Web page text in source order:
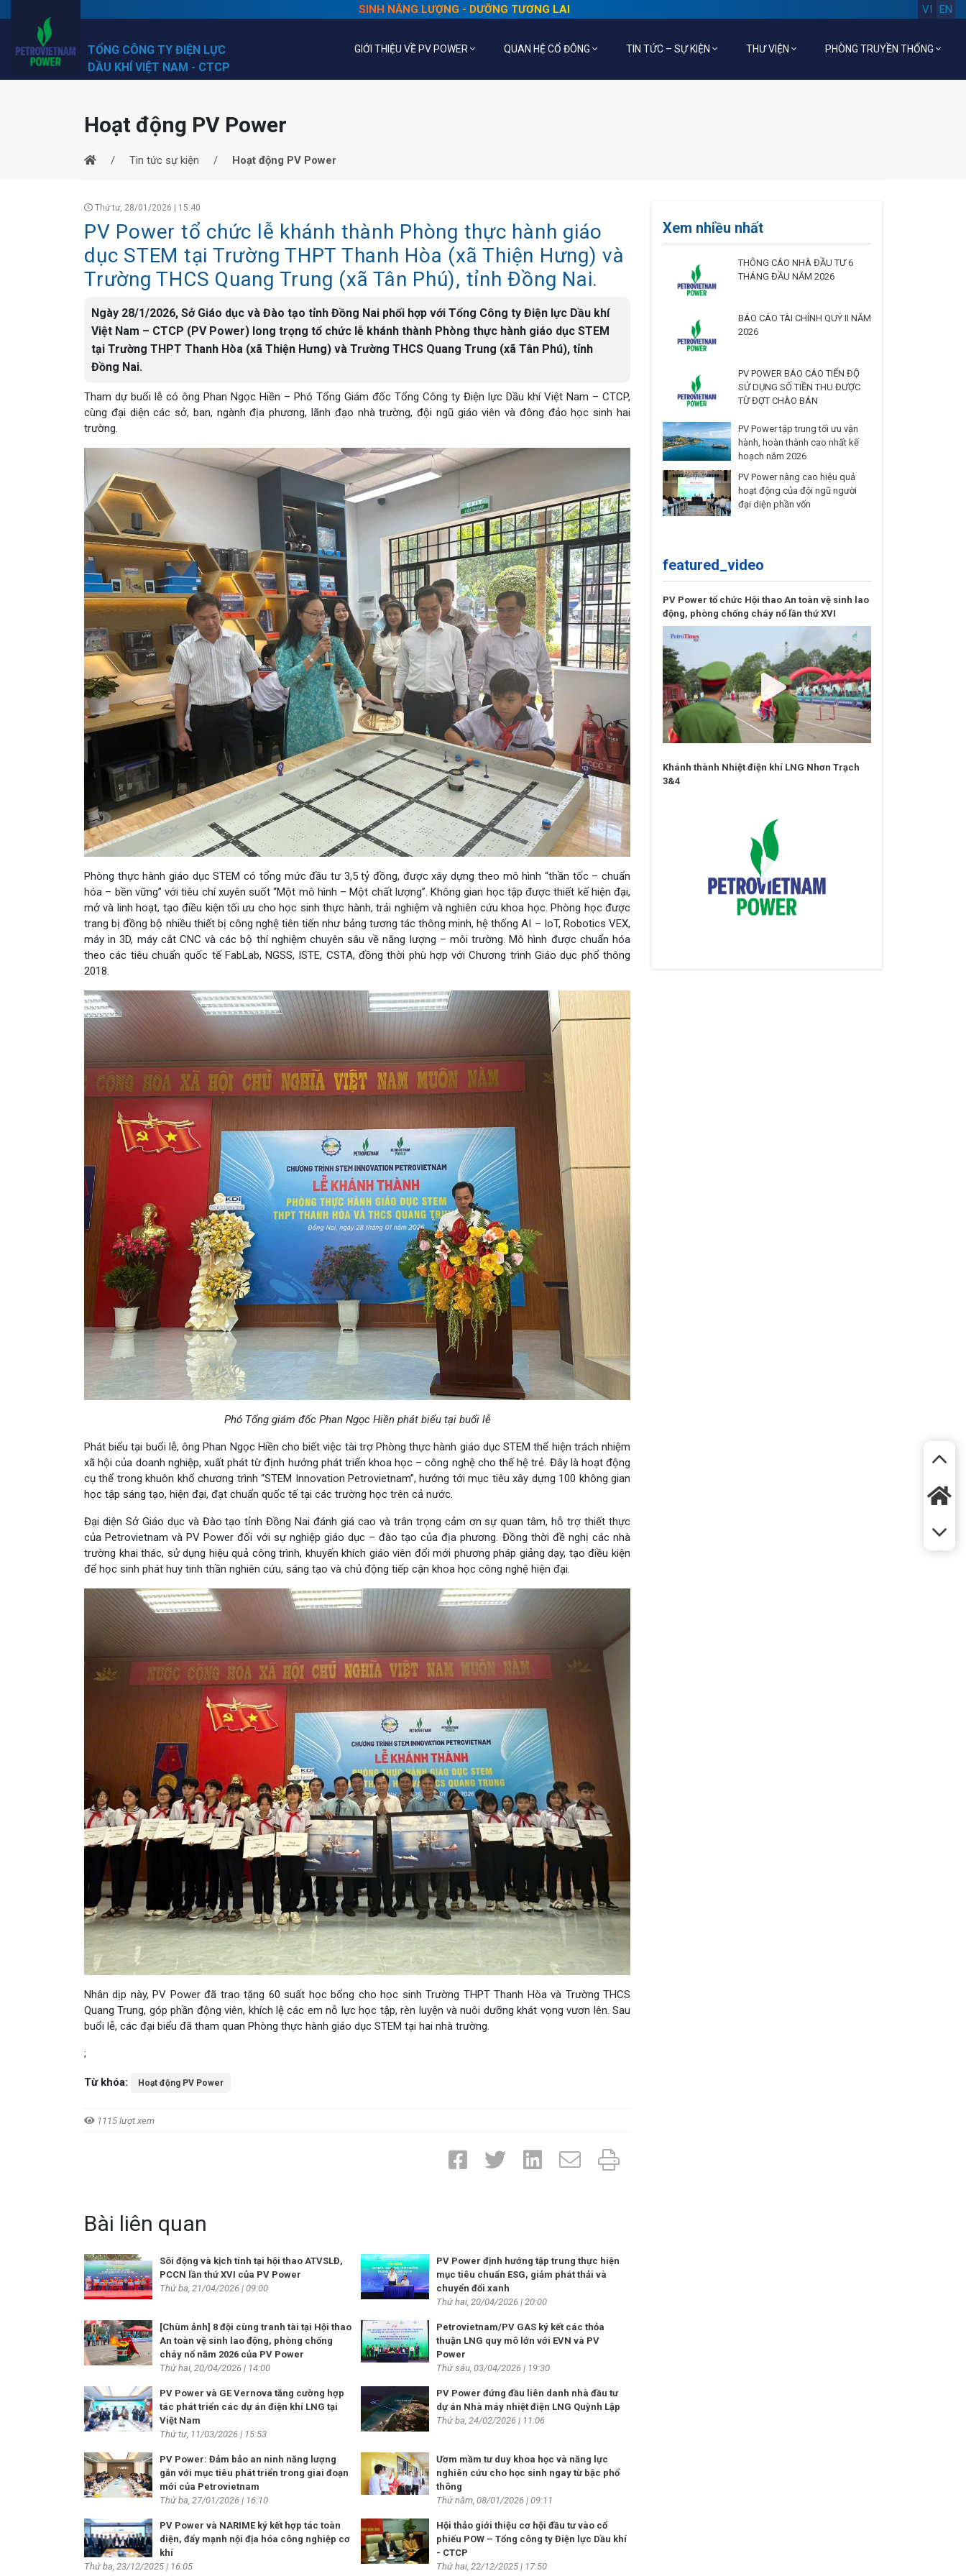
SINH NĂNG LƯỢNG - DƯỠNG TƯƠNG LAI EN
VI
TỔNG CÔNG TY ĐIỆN LỰC
DẦU KHÍ VIỆT NAM - CTCP
GIỚI THIỆU VỀ PV POWER QUAN HỆ CỔ ĐÔNG TIN TỨC – SỰ KIỆN THƯ VIỆN PHÒNG TRUYỀN THỐNG
Hoạt động PV Power
Tin tức sự kiện Hoạt động PV Power
Thứ tư, 28/01/2026 | 15:40
PV Power tổ chức lễ khánh thành Phòng thực hành giáo
dục STEM tại Trường THPT Thanh Hòa (xã Thiện Hưng) và
Trường THCS Quang Trung (xã Tân Phú), tỉnh Đồng Nai.
Ngày 28/1/2026, Sở Giáo dục và Đào tạo tỉnh Đồng Nai phối hợp với Tổng Công ty Điện lực Dầu khí
Việt Nam – CTCP (PV Power) long trọng tổ chức lễ khánh thành Phòng thực hành giáo dục STEM
tại Trường THPT Thanh Hòa (xã Thiện Hưng) và Trường THCS Quang Trung (xã Tân Phú), tỉnh
Đồng Nai.
Tham dự buổi lễ có ông Phan Ngọc Hiền – Phó Tổng Giám đốc Tổng Công ty Điện lực Dầu khí Việt Nam – CTCP,
cùng đại diện các sở, ban, ngành địa phương, lãnh đạo nhà trường, đội ngũ giáo viên và đông đảo học sinh hai
trường.
Phòng thực hành giáo dục STEM có tổng mức đầu tư 3,5 tỷ đồng, được xây dựng theo mô hình “thần tốc – chuẩn
hóa – bền vững” với tiêu chí xuyên suốt “Một mô hình – Một chất lượng”. Không gian học tập được thiết kế hiện đại,
mở và linh hoạt, tạo điều kiện tối ưu cho học sinh thực hành, trải nghiệm và nghiên cứu khoa học. Phòng học được
trang bị đồng bộ nhiều thiết bị công nghệ tiên tiến như bảng tương tác thông minh, hệ thống AI – IoT, Robotics VEX,
máy in 3D, máy cắt CNC và các bộ thí nghiệm chuyên sâu về năng lượng – môi trường. Mô hình được chuẩn hóa
theo các tiêu chuẩn quốc tế FabLab, NGSS, ISTE, CSTA, đồng thời phù hợp với Chương trình Giáo dục phổ thông
2018.
Phó Tổng giám đốc Phan Ngọc Hiền phát biểu tại buổi lễ
Phát biểu tại buổi lễ, ông Phan Ngọc Hiền cho biết việc tài trợ Phòng thực hành giáo dục STEM thể hiện trách nhiệm
xã hội của doanh nghiệp, xuất phát từ định hướng phát triển khoa học – công nghệ cho thế hệ trẻ. Đây là hoạt động
cụ thể trong khuôn khổ chương trình “STEM Innovation Petrovietnam”, hướng tới mục tiêu xây dựng 100 không gian
học tập sáng tạo, hiện đại, đạt chuẩn quốc tế tại các trường học trên cả nước.
Đại diện Sở Giáo dục và Đào tạo tỉnh Đồng Nai đánh giá cao và trân trọng cảm ơn sự quan tâm, hỗ trợ thiết thực
của Petrovietnam và PV Power đối với sự nghiệp giáo dục – đào tạo của địa phương. Đồng thời đề nghị các nhà
trường khai thác, sử dụng hiệu quả công trình, khuyến khích giáo viên đổi mới phương pháp giảng dạy, tạo điều kiện
để học sinh phát huy tinh thần nghiên cứu, sáng tạo và chủ động tiếp cận khoa học công nghệ hiện đại.
Nhân dịp này, PV Power đã trao tặng 60 suất học bổng cho học sinh Trường THPT Thanh Hòa và Trường THCS
Quang Trung, góp phần động viên, khích lệ các em nỗ lực học tập, rèn luyện và nuôi dưỡng khát vọng vươn lên. Sau
buổi lễ, các đại biểu đã tham quan Phòng thực hành giáo dục STEM tại hai nhà trường.
;
Từ khóa: Hoạt động PV Power
1115 lượt xem
Bài liên quan
Sôi động và kịch tính tại hội thao ATVSLĐ,
PCCN lần thứ XVI của PV Power
Thứ ba, 21/04/2026 | 09:00
PV Power định hướng tập trung thực hiện
mục tiêu chuẩn ESG, giảm phát thải và
chuyển đổi xanh
Thứ hai, 20/04/2026 | 20:00
[Chùm ảnh] 8 đội cùng tranh tài tại Hội thao
An toàn vệ sinh lao động, phòng chống
cháy nổ năm 2026 của PV Power
Thứ hai, 20/04/2026 | 14:00
Petrovietnam/PV GAS ký kết các thỏa
thuận LNG quy mô lớn với EVN và PV
Power
Thứ sáu, 03/04/2026 | 19:30
PV Power và GE Vernova tăng cường hợp
tác phát triển các dự án điện khí LNG tại
Việt Nam
Thứ tư, 11/03/2026 | 15:53
PV Power đứng đầu liên danh nhà đầu tư
dự án Nhà máy nhiệt điện LNG Quỳnh Lập
Thứ ba, 24/02/2026 | 11:06
PV Power: Đảm bảo an ninh năng lượng
gắn với mục tiêu phát triển trong giai đoạn
mới của Petrovietnam
Thứ ba, 27/01/2026 | 16:10
Ươm mầm tư duy khoa học và năng lực
nghiên cứu cho học sinh ngay từ bậc phổ
thông
Thứ năm, 08/01/2026 | 09:11
PV Power và NARIME ký kết hợp tác toàn
diện, đẩy mạnh nội địa hóa công nghiệp cơ
khí
Thứ ba, 23/12/2025 | 16:05
Hội thảo giới thiệu cơ hội đầu tư vào cổ
phiếu POW – Tổng công ty Điện lực Dầu khí
- CTCP
Thứ hai, 22/12/2025 | 17:50
Xem nhiều nhất
THÔNG CÁO NHÀ ĐẦU TƯ 6
THÁNG ĐẦU NĂM 2026
BÁO CÁO TÀI CHÍNH QUÝ II NĂM
2026
PV POWER BÁO CÁO TIẾN ĐỘ
SỬ DỤNG SỐ TIỀN THU ĐƯỢC
TỪ ĐỢT CHÀO BÁN
PV Power tập trung tối ưu vận
hành, hoàn thành cao nhất kế
hoạch năm 2026
PV Power nâng cao hiệu quả
hoạt động của đội ngũ người
đại diện phần vốn
featured_video
PV Power tổ chức Hội thao An toàn vệ sinh lao
động, phòng chống cháy nổ lần thứ XVI
Khánh thành Nhiệt điện khí LNG Nhơn Trạch
3&4